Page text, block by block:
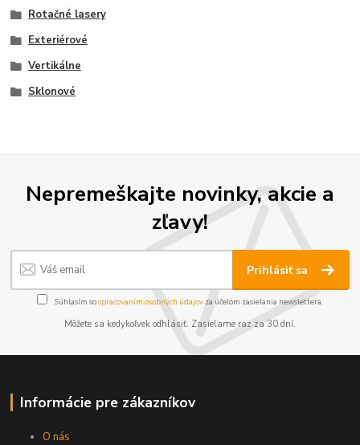
Rotačné lasery
Exteriérové
Vertikálne
Sklonové
Nepremeškajte novinky, akcie a
zľavy!
Prihlásiť sa
Súhlasím sospracovaním osobných údajov za účelom zasielania newslettera.
Môžete sa kedykoľvek odhlásiť. Zasielame raz za 30 dní.
Informácie pre zákazníkov
O nás